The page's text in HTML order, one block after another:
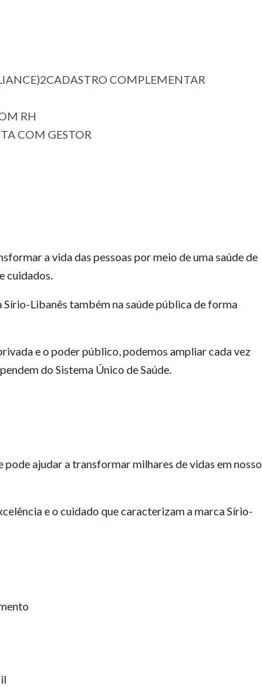
2CADASTRO COMPLEMENTAR
RH
COM GESTOR
a vida das pessoas por meio de uma saúde de
cuidados.
Libanês também na saúde pública de forma
e o poder público, podemos ampliar cada vez
do Sistema Único de Saúde.
pode ajudar a transformar milhares de vidas em nosso
e o cuidado que caracterizam a marca Sírio-